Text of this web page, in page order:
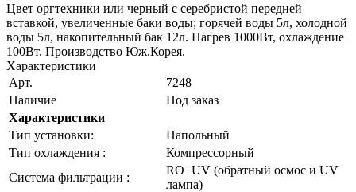
Цвет оргтехники или черный с серебристой передней
вставкой, увеличенные баки воды; горячей воды 5л, холодной
воды 5л, накопительный бак 12л. Нагрев 1000Вт, охлаждение
100Вт. Производство Юж.Корея.
Характеристики
Арт.
7248
Наличие
Под заказ
Характеристики
Тип установки:
Напольный
Тип охлаждения :
Компрессорный
Система фильтрации :
RO+UV (обратный осмос и UV
лампа)